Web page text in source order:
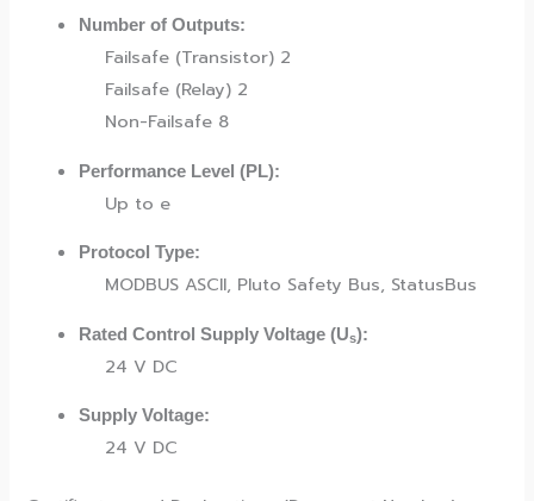
Number of Outputs:
Failsafe (Transistor) 2
Failsafe (Relay) 2
Non-Failsafe 8
Performance Level (PL):
Up to e
Protocol Type:
MODBUS ASCII, Pluto Safety Bus, StatusBus
Rated Control Supply Voltage (Us):
24 V DC
Supply Voltage:
24 V DC